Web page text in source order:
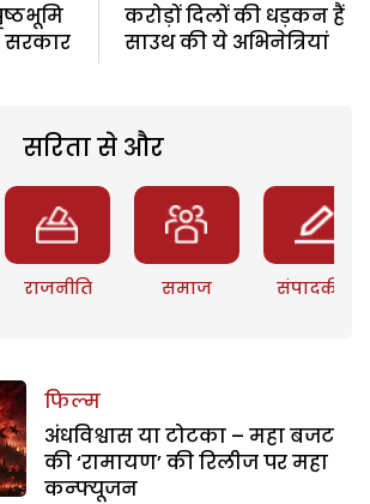
सरकार
करोड़ों दिलों की धड़कन हैं
साउथ की ये अभिनेत्रियां
सरिता से और
राजनीति समाज संपादकीय
फिल्म
अंधविश्वास या टोटका – महा बजट
की ‘रामायण’ की रिलीज पर महा
कन्फ्यूजन